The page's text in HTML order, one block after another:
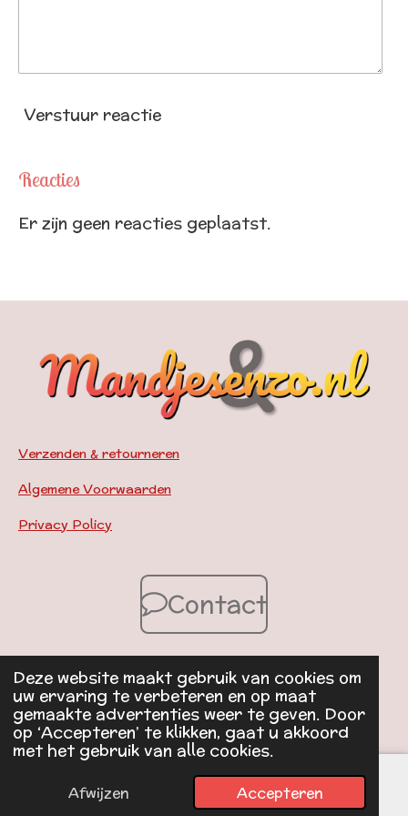
Deze website maakt gebruik van cookies om
uw ervaring te verbeteren en op maat
gemaakte advertenties weer te geven. Door
op ‘Accepteren’ te klikken, gaat u akkoord
met het gebruik van alle cookies.
Afwijzen Accepteren
Verstuur reactie
Reacties
Er zijn geen reacties geplaatst.
Verzenden & retourneren
Algemene Voorwaarden
Privacy Policy
Contact
© 2024 - 2026 Mandjesenzo.nl
Powered byJouwWeb
E-mailadres WhatsApp